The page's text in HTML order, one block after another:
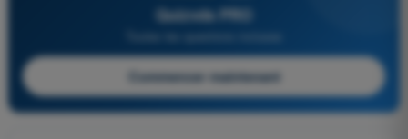
Quizvds PRO
Commencer maintenant